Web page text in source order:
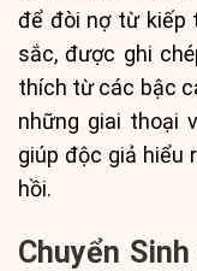
để đòi nợ từ kiếp
sắc, được ghi
thích từ các bậc
những giai thoại
giúp độc giả hiểu
hồi.
Chuyển